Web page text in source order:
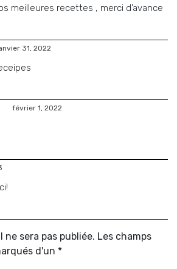
meilleures recettes , merci d’avance
31, 2022
février 1, 2022
ne sera pas publiée. Les champs
d'un *